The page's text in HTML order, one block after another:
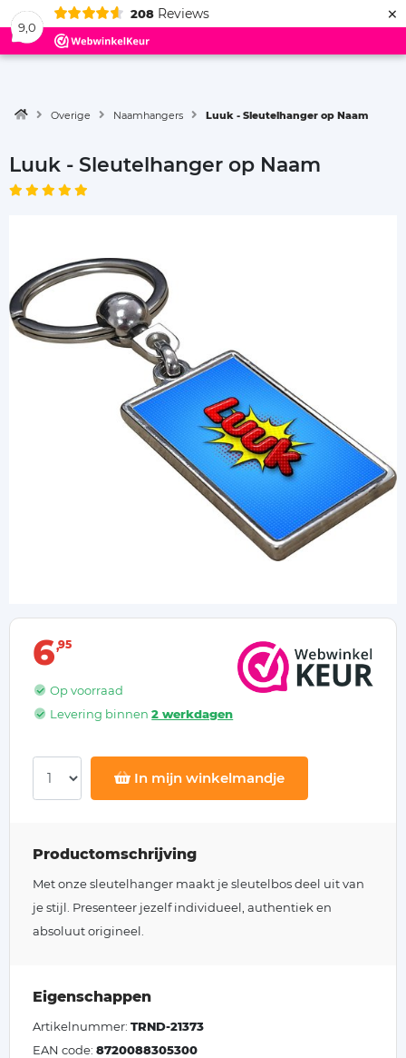
9,0
208 Reviews ×
Menu
Overige Naamhangers Luuk - Sleutelhanger op Naam
Luuk - Sleutelhanger op Naam
6 95
Op voorraad
Levering binnen2 werkdagen
In mijn winkelmandje
Productomschrijving
Met onze sleutelhanger maakt je sleutelbos deel uit van
je stijl. Presenteer jezelf individueel, authentiek en
absoluut origineel.
Eigenschappen
Artikelnummer: TRND-21373
EAN code: 8720088305300